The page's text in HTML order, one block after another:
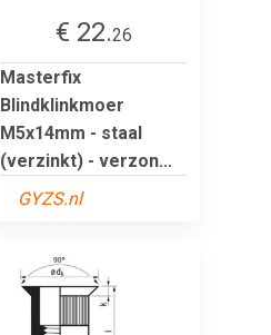
€ 22.26
Masterfix
Blindklinkmoer
M5x14mm - staal
(verzinkt) - verzon...
GYZS.nl